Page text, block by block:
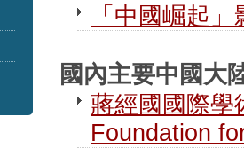
「中國崛起
國內主要中國大
蔣經國國際學
Foundation